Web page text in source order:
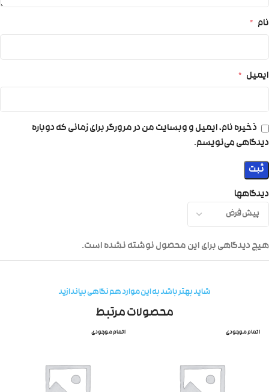
دیدگاهها
هیچ دیدگاهی برای این محصول نوشته نشده است.
نام *
ایمیل *
ذخیره نام، ایمیل و وبسایت من در مرورگر برای زمانی که دوباره
دیدگاهی می‌نویسم.
شاید بهتر باشد به این موارد هم نگاهی بیاندازید
محصولات مرتبط
اتمام موجودی اتمام موجودی